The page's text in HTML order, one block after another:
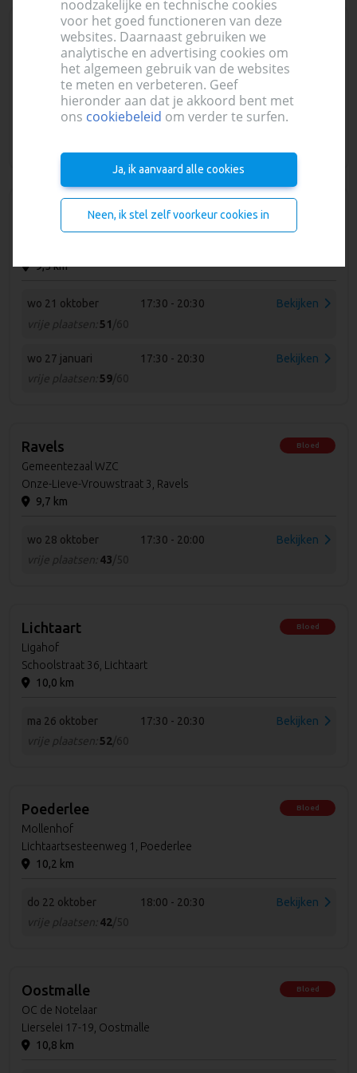
PC Sint Pieter
Kerkplein 3, Lille
9,4 km
di 13 oktober
17:30 - 20:30
Bekijken
OC Kasterlee
9,5 km
wo 21 oktober
17:30 - 20:30
vrije plaatsen: 51 /60
Bekijken
wo 27 januari
17:30 - 20:30
vrije plaatsen: 59/60
Bekijken
Ravels
Gemeentezaal WZC
Onze-Lieve-Vrouwstraat 3, Ravels
9,7 km
Bloed
wo 28 oktober
17:30 - 20:00
vrije plaatsen: 43/50
Bekijken
Lichtaart
Ligahof
Schoolstraat 36, Lichtaart
10,0 km
Bloed
ma 26 oktober
17:30 - 20:30
vrije plaatsen: 52/60
Bekijken
Poederlee
Mollenhof
Lichtaartsesteenweg 1, Poederlee
10,2 km
Bloed
do 22 oktober
18:00 - 20:30
vrije plaatsen: 42/50
Bekijken
Oostmalle
OC de Notelaar
Lierselei 17-19, Oostmalle
10,8 km
Bloed
noodzakelijke en technische cookies
voor het goed functioneren van deze
websites. Daarnaast gebruiken we
analytische en advertising cookies om
het algemeen gebruik van de websites
te meten en verbeteren. Geef
hieronder aan dat je akkoord bent met
ons cookiebeleid om verder te surfen.
Ja, ik aanvaard alle cookies
Neen, ik stel zelf voorkeur cookies in